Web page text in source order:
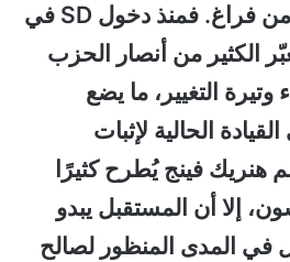
هذا التصريح لم يأتِ من فراغ. فمنذ دخول SD في
الكثير من أنصار الحزب
التغيير، ما يضع
الحالية لإثبات
هنريك فينج يُطرح كثيرًا
إلا أن المستقبل يبدو
في المدى المنظور لصالح